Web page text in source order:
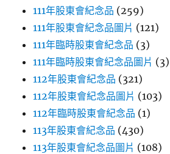
111年股東會紀念品 (259)
111年股東會紀念品圖片 (121)
111年臨時股東會紀念品 (3)
111年臨時股東會紀念品圖片 (3)
112年股東會紀念品 (321)
112年股東會紀念品圖片 (103)
112年臨時股東會紀念品 (1)
113年股東會紀念品 (430)
113年股東會紀念品圖片 (108)